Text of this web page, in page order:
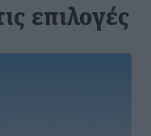
επιλογές